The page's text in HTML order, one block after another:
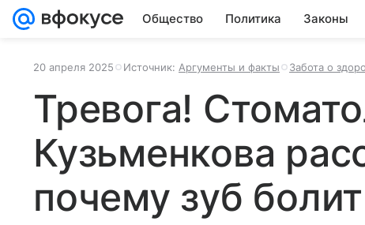
Общество Политика Законы
20 апреля 2025 Источник: Аргументы и факты Забота о
Тревога!
Кузьменкова
почему зуб